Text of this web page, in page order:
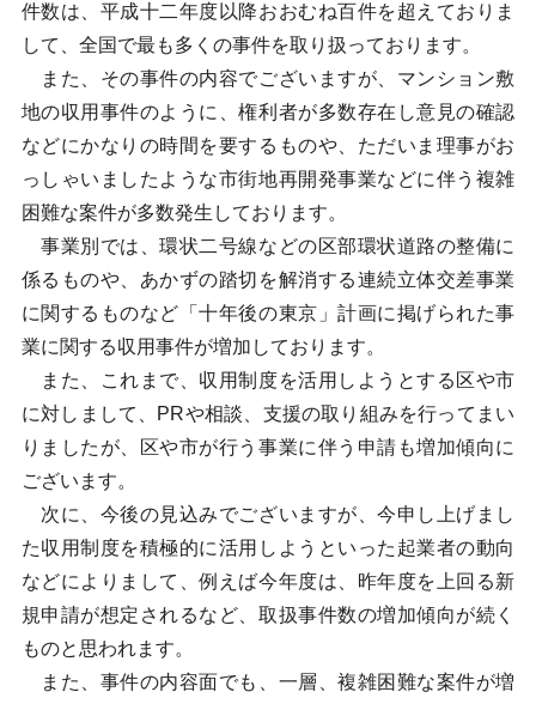
件数は、平成十二年度以降おおむね百件を超えておりま
して、全国で最も多くの事件を取り扱っております。
また、その事件の内容でございますが、マンション敷
地の収用事件のように、権利者が多数存在し意見の確認
などにかなりの時間を要するものや、ただいま理事がお
っしゃいましたような市街地再開発事業などに伴う複雑
困難な案件が多数発生しております。
事業別では、環状二号線などの区部環状道路の整備に
係るものや、あかずの踏切を解消する連続立体交差事業
に関するものなど「十年後の東京」計画に掲げられた事
業に関する収用事件が増加しております。
また、これまで、収用制度を活用しようとする区や市
に対しまして、PRや相談、支援の取り組みを行ってまい
りましたが、区や市が行う事業に伴う申請も増加傾向に
ございます。
次に、今後の見込みでございますが、今申し上げまし
た収用制度を積極的に活用しようといった起業者の動向
などによりまして、例えば今年度は、昨年度を上回る新
規申請が想定されるなど、取扱事件数の増加傾向が続く
ものと思われます。
また、事件の内容面でも、一層、複雑困難な案件が増